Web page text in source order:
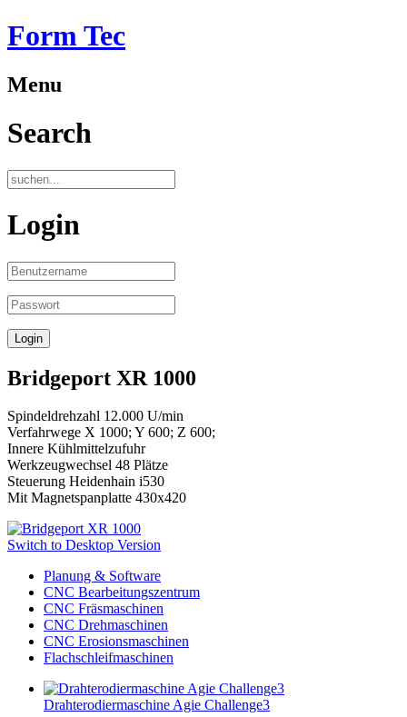
Form Tec
Menu
Search
Login
Bridgeport XR 1000
Spindeldrehzahl 12.000 U/min
Verfahrwege X 1000; Y 600; Z 600;
Innere Kühlmittelzufuhr
Werkzeugwechsel 48 Plätze
Steuerung Heidenhain i530
Mit Magnetspanplatte 430x420
Switch to Desktop Version
Planung & Software
CNC Bearbeitungszentrum
CNC Fräsmaschinen
CNC Drehmaschinen
CNC Erosionsmaschinen
Flachschleifmaschinen
Drahterodiermaschine Agie Challenge3